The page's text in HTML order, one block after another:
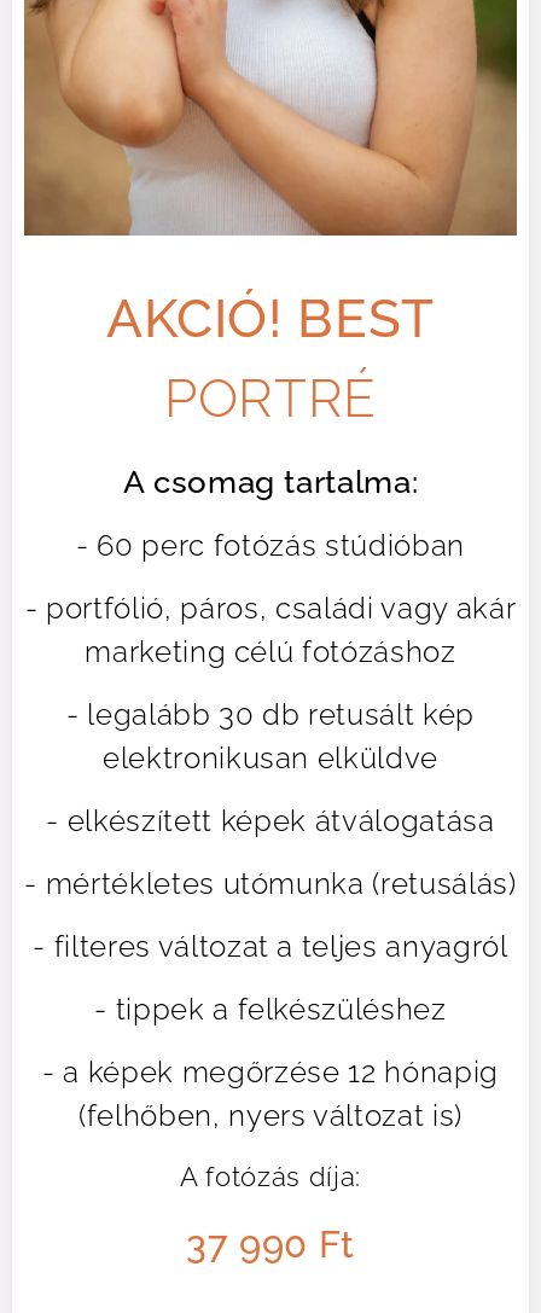
AKCIÓ! BEST
PORTRÉ
A csomag tartalma:
- 60 perc fotózás stúdióban
- portfólió, páros, családi vagy akár
marketing célú fotózáshoz
- legalább 30 db retusált kép
elektronikusan elküldve
- elkészített képek átválogatása
- mértékletes utómunka (retusálás)
- filteres változat a teljes anyagról
- tippek a felkészüléshez
- a képek megőrzése 12 hónapig
(felhőben, nyers változat is)
A fotózás díja:
37 990 Ft